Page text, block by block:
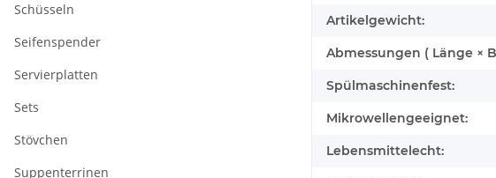
Artikelgewicht:
Abmessungen ( Länge ×
Spülmaschinenfest:
Mikrowellengeeignet:
Lebensmittelecht:
Schüsseln
Seifenspender
Servierplatten
Sets
Stövchen
Suppenterrinen